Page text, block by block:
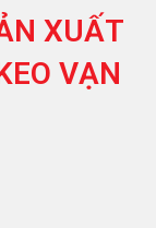
XUẤT
VẠN